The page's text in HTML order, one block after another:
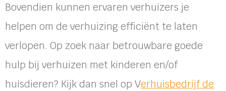
Bovendien kunnen ervaren verhuizers je
helpen om de verhuizing efficiënt te laten
verlopen. Op zoek naar betrouwbare goede
hulp bij verhuizen met kinderen en/of
huisdieren? Kijk dan snel op Verhuisbedrijf de